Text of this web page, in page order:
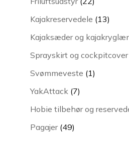
varer
Kajakreservedele 1313
varer
Kajaksæder og
Sprayskirt og cockpitcover
Svømmeveste 11
YakAttack 77
Hobie tilbehør og
Pagajer 4949